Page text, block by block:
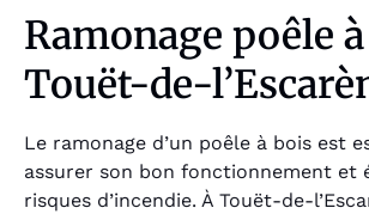
Ramonage poêle
Touët-de-
Le ramonage d’un poêle à bois est
assurer son bon fonctionnement et
risques d’incendie. À Touët-de-